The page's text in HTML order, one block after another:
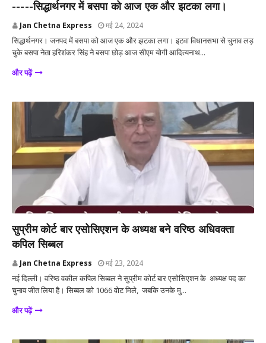
-----सिद्धार्थनगर में बसपा को आज एक और झटका लगा।
Jan Chetna Express मई 24, 2024
सिद्धार्थनगर। जनपद में बसपा को आज एक और झटका लगा। इटवा विधानसभा से चुनाव लड़
चुके बसपा नेता हरिशंकर सिंह ने बसपा छोड़ आज सीएम योगी आदित्यनाथ...
और पढ़ें
सुप्रीम कोर्ट बार एसोसिएशन के अध्यक्ष बने वरिष्ठ अधिवक्ता
कपिल सिब्बल
Jan Chetna Express मई 23, 2024
नई दिल्ली। वरिष्ठ वकील कपिल सिब्बल ने सुप्रीम कोर्ट बार एसोसिएशन के अध्यक्ष पद का
चुनाव जीत लिया है। सिब्बल को 1066 वोट मिले, जबकि उनके मु...
और पढ़ें